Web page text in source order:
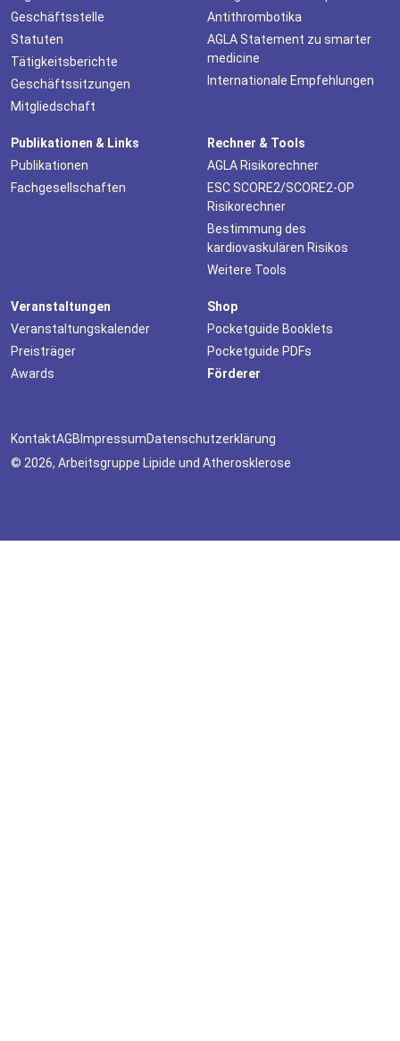
Geschäftsstelle
Statuten
Tätigkeitsberichte
Geschäftssitzungen
Mitgliedschaft
Antithrombotika
AGLA Statement zu smarter
medicine
Internationale Empfehlungen
Publikationen & Links
Publikationen
Fachgesellschaften
Rechner & Tools
AGLA Risikorechner
ESC SCORE2/SCORE2-OP
Risikorechner
Bestimmung des
kardiovaskulären Risikos
Weitere Tools
Veranstaltungen
Veranstaltungskalender
Preisträger
Awards
Shop
Pocketguide Booklets
Pocketguide PDFs
Förderer
KontaktAGB ImpressumDatenschutzerklärung
© 2026, Arbeitsgruppe Lipide und Atherosklerose